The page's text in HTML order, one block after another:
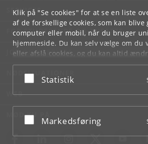
Klik på "Se cookies" for at se en liste
af de forskellige cookies, som kan blive
computer eller mobil, når du bruger
hjemmeside. Du kan selv vælge om du
eller afslå cookies, og du kan altid
underCookie- og privatlivspolitiksom
bunden af hver side.
Acceptér eller afslå
Statistik
Acceptér eller afslå
Markedsføring
SERVICES
FOR STUDERENDE OG ANSATTE
JOB OG KARRIERE
NØDSITUATIONER
WEB
MØD KU PÅ